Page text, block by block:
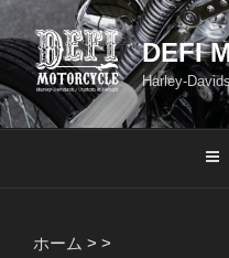
コ
ン
テ
ン
ツ
DEFI
Harley-
ホーム > >